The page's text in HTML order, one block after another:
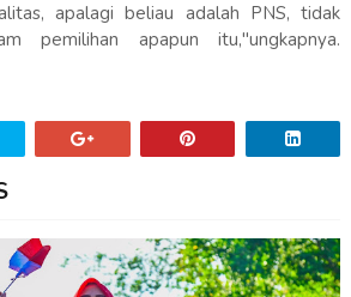
apalagi beliau adalah PNS, tidak
pemilihan apapun itu,"ungkapnya.